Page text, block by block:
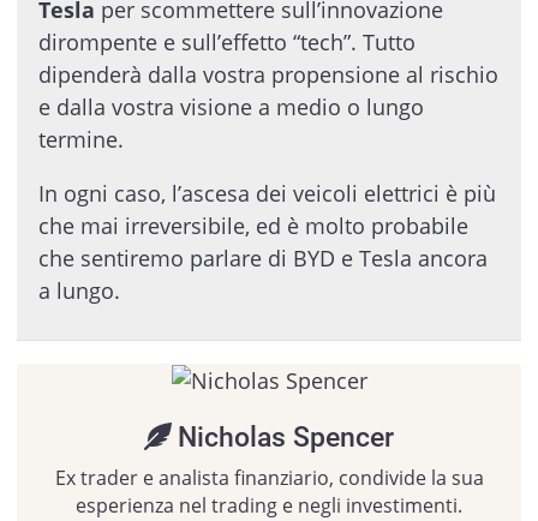
Tesla per scommettere sull’innovazione
dirompente e sull’effetto “tech”. Tutto
dipenderà dalla vostra propensione al rischio
e dalla vostra visione a medio o lungo
termine.
In ogni caso, l’ascesa dei veicoli elettrici è più
che mai irreversibile, ed è molto probabile
che sentiremo parlare di BYD e Tesla ancora
a lungo.
Nicholas Spencer
Ex trader e analista finanziario, condivide la sua
esperienza nel trading e negli investimenti.